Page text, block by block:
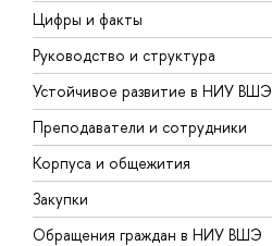
Цифры и факты
Руководство и структура
Устойчивое развитие в НИУ ВШЭ
Преподаватели и сотрудники
Корпуса и общежития
Закупки
Обращения граждан в НИУ ВШЭ